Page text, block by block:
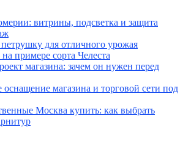
витрины, подсветка и защита
для отличного урожая
примере сорта Челеста
магазина: зачем он нужен перед
оснащение магазина и торговой сети под
Москва купить: как выбрать